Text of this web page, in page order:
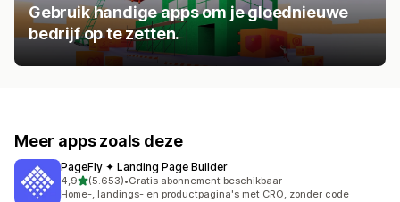
Gebruik handige apps om je gloednieuwe
bedrijf op te zetten.
Meer apps zoals deze
PageFly ✦ Landing Page Builder
4,9van 5 sterren
(5.653)
5653 recensies in totaal
•Gratis abonnement beschikbaar
Home-, landings- en productpagina's met CRO, zonder code